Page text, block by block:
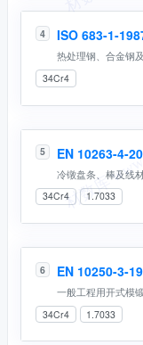
4 ISO 683-1-
热处理钢、合金钢
34Cr4
5 EN 10263-4-
冷镦盘条、棒及线
34Cr4 1.7033
6 EN 10250-3-
一般工程用开式模
34Cr4 1.7033